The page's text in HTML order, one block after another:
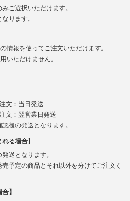
ご選択いただけます。
ります。
情報を使ってご注文いただけます。
いただけません。
文：当日発送
文：翌営業日発送
後の発送となります。
る場合】
送となります。
予定の商品とそれ以外を分けてご注文く
】